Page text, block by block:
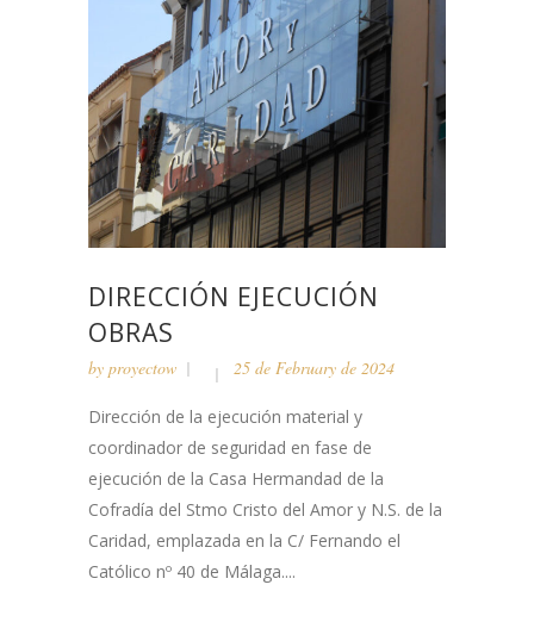
DIRECCIÓN EJECUCIÓN
OBRAS
by proyectow 25 de February de 2024
Dirección de la ejecución material y
coordinador de seguridad en fase de
ejecución de la Casa Hermandad de la
Cofradía del Stmo Cristo del Amor y N.S. de la
Caridad, emplazada en la C/ Fernando el
Católico nº 40 de Málaga....